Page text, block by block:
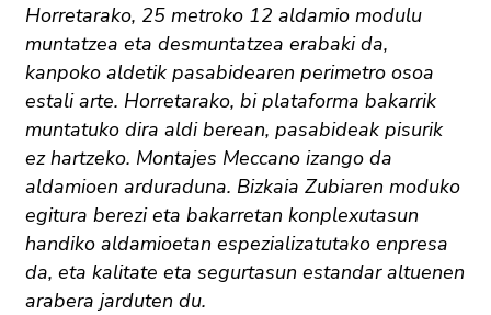
Horretarako, 25 metroko 12 aldamio modulu
muntatzea eta desmuntatzea erabaki da,
kanpoko aldetik pasabidearen perimetro osoa
estali arte. Horretarako, bi plataforma bakarrik
muntatuko dira aldi berean, pasabideak pisurik
ez hartzeko. Montajes Meccano izango da
aldamioen arduraduna. Bizkaia Zubiaren moduko
egitura berezi eta bakarretan konplexutasun
handiko aldamioetan espezializatutako enpresa
da, eta kalitate eta segurtasun estandar altuenen
arabera jarduten du.